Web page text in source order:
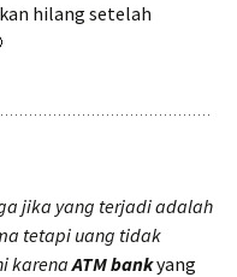
hilang setelah
jika yang terjadi adalah
tetapi uang tidak
karenaATM bankyang